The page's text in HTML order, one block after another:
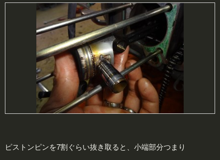
ピストンピンを7割ぐらい抜き取ると、小端部分つまり